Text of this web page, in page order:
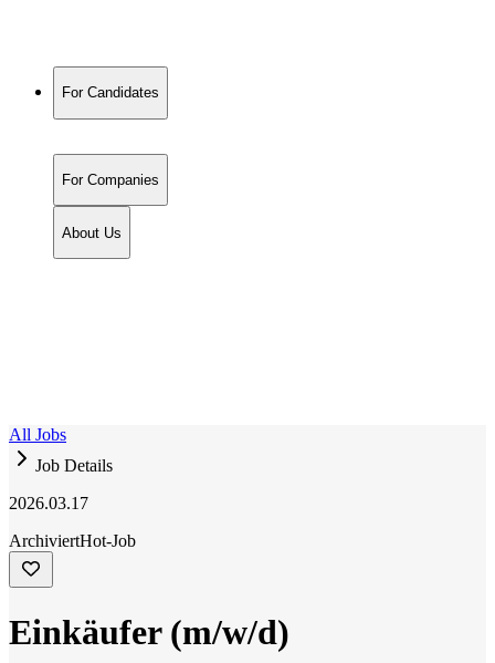
For Candidates
For Companies
About Us
All Jobs
Job Details
2026.03.17
ArchiviertHot-Job
Einkäufer (m/w/d)